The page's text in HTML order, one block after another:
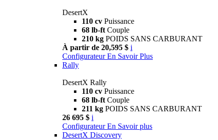
DesertX
110 cv Puissance
68 lb-ft Couple
210 kg POIDS SANS CARBURANT
À partir de 20,595 $ i
Configurateur En Savoir Plus
Rally
DesertX Rally
110 cv Puissance
68 lb-ft Couple
211 kg POIDS SANS CARBURANT
26 695 $ i
Configurateur En Savoir plus
DesertX Discovery